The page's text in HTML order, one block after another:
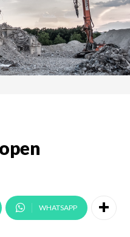
WHATSAPP